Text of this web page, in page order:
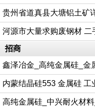
贵州省道真县大塘铝土矿
河源市大量求购废钢材 二
招商
鑫泽冶金_高纯金属硅_金
内蒙结晶硅553 金属硅 工
高纯金属硅_中兴耐火材